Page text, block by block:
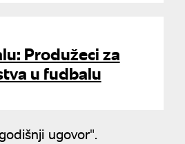
Produžeci za
u fudbalu
ugovor".